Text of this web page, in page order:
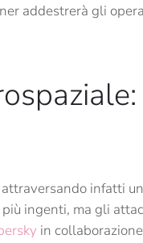
addestrerà gli
infatti
ingenti, ma gli
in